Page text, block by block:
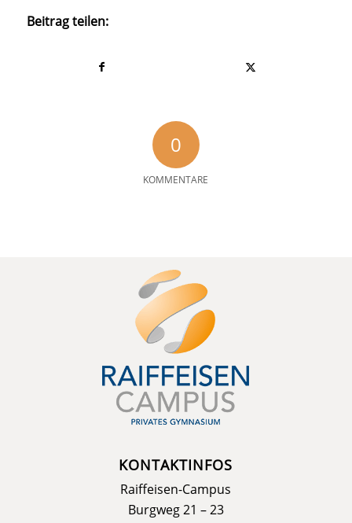
Beitrag teilen:
0
KOMMENTARE
KONTAKTINFOS
Raiffeisen-Campus
Burgweg 21 – 23